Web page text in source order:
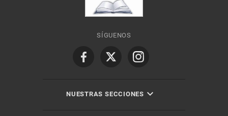
SÍGUENOS
NUESTRAS SECCIONES